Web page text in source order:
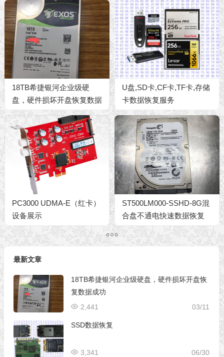
18TB希捷银河企业级硬
盘，硬件损坏开盘恢复数据
成功
U盘,SD卡,CF卡,TF卡,存储
卡数据恢复服务
PC3000 UDMA-E（红卡）
设备展示
ST500LM000-SSHD-8G混
合盘不通电快速数据恢复
最新文章
18TB希捷银河企业级硬盘，硬件损坏开盘恢
复数据成功
03/11
2,441
SSD数据恢复
06/30
3,341